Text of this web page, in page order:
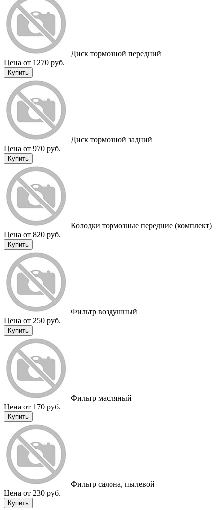
Диск тормозной передний
Цена от 1270 руб.
Купить
Диск тормозной задний
Цена от 970 руб.
Купить
Колодки тормозные передние (комплект)
Цена от 820 руб.
Купить
Фильтр воздушный
Цена от 250 руб.
Купить
Фильтр масляный
Цена от 170 руб.
Купить
Фильтр салона, пылевой
Цена от 230 руб.
Купить